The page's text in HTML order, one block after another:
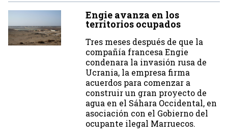
Engie avanza en los
territorios ocupados
Tres meses después de que la
compañía francesa Engie
condenara la invasión rusa de
Ucrania, la empresa firma
acuerdos para comenzar a
construir un gran proyecto de
agua en el Sáhara Occidental, en
asociación con el Gobierno del
ocupante ilegal Marruecos.